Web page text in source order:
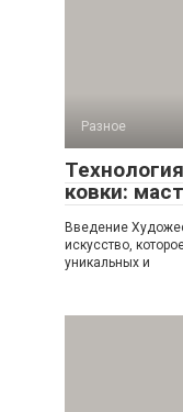
Разное
ковки:
Введение
искусство,
уникальных и